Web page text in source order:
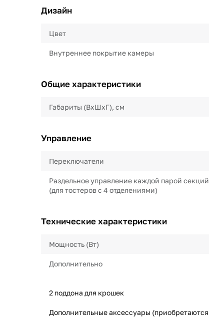
Дизайн
Цвет
Внутреннее покрытие камеры
Общие характеристики
Габариты (ВхШхГ), см
Управление
Переключатели
Раздельное управление каждой парой секций
(для тостеров с 4 отделениями)
Технические характеристики
Мощность (Вт)
Дополнительно
2 поддона для крошек
Дополнительные аксессуары (приобретаются